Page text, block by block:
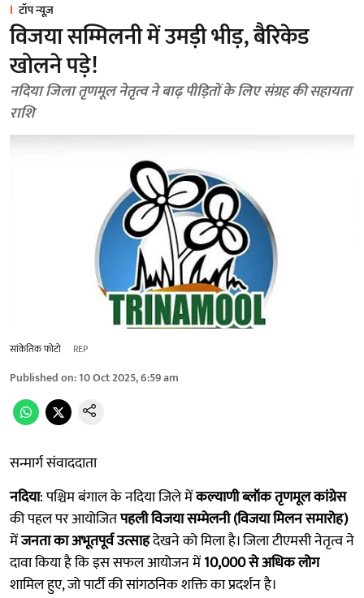
टॉप न्यूज़
विजया सम्मिलनी में उमड़ी भीड़, बैरिकेड
खोलने पड़े!
नदिया जिला तृणमूल नेतृत्व ने बाढ़ पीड़ितों के लिए संग्रह की सहायता
राशि
सांकेतिक फोटो REP
Published on:10 Oct 2025, 6:59 am
सन्मार्ग संवाददाता
नदिया: पश्चिम बंगाल के नदिया जिले मेंकल्याणी ब्लॉक तृणमूल कांग्रेस
की पहल पर आयोजितपहली विजया सम्मेलनी (विजया मिलन समारोह)
मेंजनता का अभूतपूर्व उत्साहदेखने को मिला है। जिला टीएमसी नेतृत्व ने
दावा किया है कि इस सफल आयोजन में10,000 से अधिक लोग
शामिल हुए, जो पार्टी की सांगठनिक शक्ति का प्रदर्शन है।